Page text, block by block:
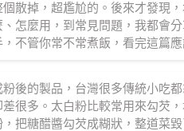
散掉，超尷尬的。後來才發現
怎麼用，到常見問題，我都會
不管你常不常煮飯，看完這篇
後的製品，台灣很多傳統小吃
很多。太白粉比較常用來勾芡
把糖醋醬勾芡成糊狀，整道菜